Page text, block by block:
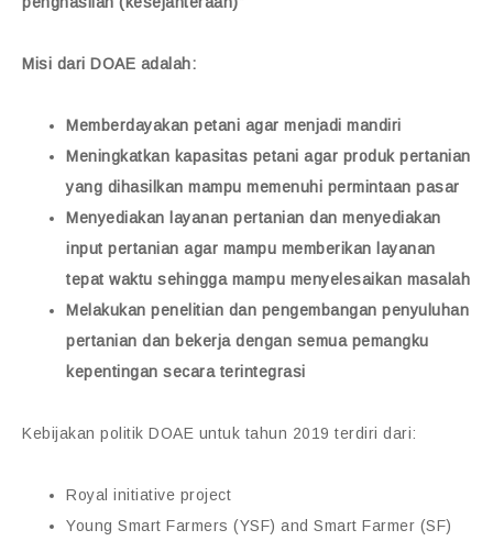
Misi dari DOAE adalah:
Memberdayakan petani agar menjadi mandiri
Meningkatkan kapasitas petani agar produk pertanian
yang dihasilkan mampu memenuhi permintaan pasar
Menyediakan layanan pertanian dan menyediakan
input pertanian agar mampu memberikan layanan
tepat waktu sehingga mampu menyelesaikan masalah
Melakukan penelitian dan pengembangan penyuluhan
pertanian dan bekerja dengan semua pemangku
kepentingan secara terintegrasi
Kebijakan politik DOAE untuk tahun 2019 terdiri dari:
Royal initiative project
Young Smart Farmers (YSF) and Smart Farmer (SF)